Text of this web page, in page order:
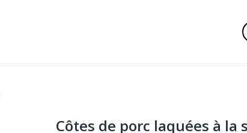
Côtes de porc laquées à la